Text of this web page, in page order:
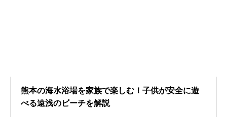
熊本の海水浴場を家族で楽しむ！子供が安全に遊
べる遠浅のビーチを解説